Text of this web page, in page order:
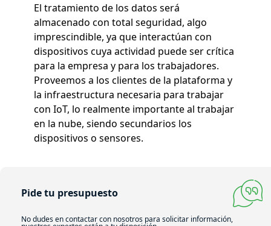
El tratamiento de los datos será
almacenado con total seguridad, algo
imprescindible, ya que interactúan con
dispositivos cuya actividad puede ser crítica
para la empresa y para los trabajadores.
Proveemos a los clientes de la plataforma y
la infraestructura necesaria para trabajar
con IoT, lo realmente importante al trabajar
en la nube, siendo secundarios los
dispositivos o sensores.
Pide tu presupuesto
No dudes en contactar con nosotros para solicitar información,